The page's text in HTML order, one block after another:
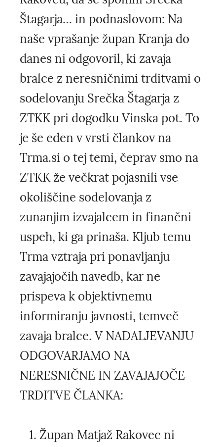
Štagarja… in podnaslovom: Na
naše vprašanje župan Kranja do
danes ni odgovoril, ki zavaja
bralce z neresničnimi trditvami o
sodelovanju Srečka Štagarja z
ZTKK pri dogodku Vinska pot. To
je še eden v vrsti člankov na
Trma.si o tej temi, čeprav smo na
ZTKK že večkrat pojasnili vse
okoliščine sodelovanja z
zunanjim izvajalcem in finančni
uspeh, ki ga prinaša. Kljub temu
Trma vztraja pri ponavljanju
zavajajočih navedb, kar ne
prispeva k objektivnemu
informiranju javnosti, temveč
zavaja bralce. V NADALJEVANJU
ODGOVARJAMO NA
NERESNIČNE IN ZAVAJAJOČE
TRDITVE ČLANKA:
Župan Matjaž Rakovec ni